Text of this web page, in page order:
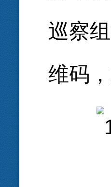
巡察
维码